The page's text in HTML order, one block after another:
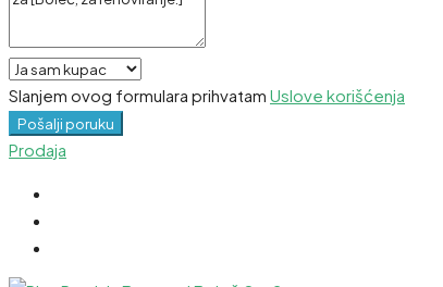
Slanjem ovog formulara prihvatam Uslove korišćenja
Pošalji poruku
Prodaja